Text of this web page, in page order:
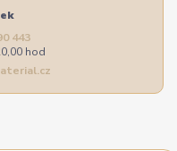
443
hod